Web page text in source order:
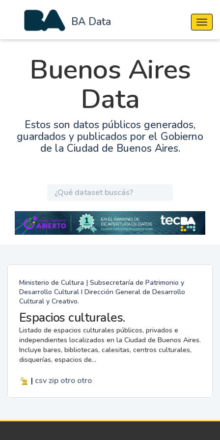
BA Data
Buenos Aires
Data
Estos son datos públicos generados,
guardados y publicados por el Gobierno
de la Ciudad de Buenos Aires.
Ministerio de Cultura | Subsecretaría de Patrimonio y
Desarrollo Cultural I Dirección General de Desarrollo
Cultural y Creativo.
Espacios culturales.
Listado de espacios culturales públicos, privados e
independientes localizados en la Ciudad de Buenos Aires.
Incluye bares, bibliotecas, calesitas, centros culturales,
disquerías, espacios de...
| csv zip otro otro